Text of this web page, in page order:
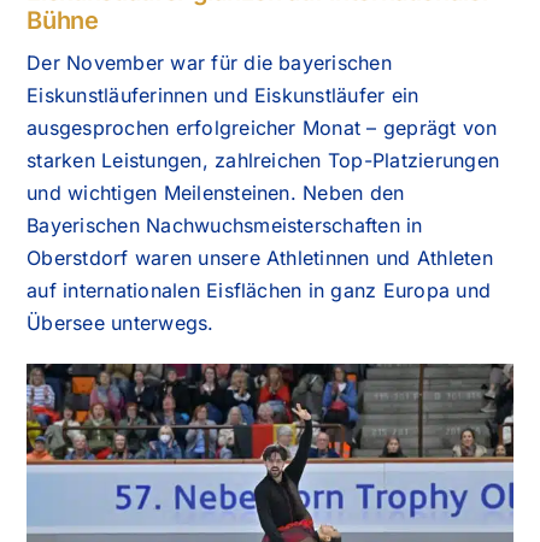
Bühne
Der November war für die bayerischen
Eiskunstläuferinnen und Eiskunstläufer ein
ausgesprochen erfolgreicher Monat – geprägt von
starken Leistungen, zahlreichen Top-Platzierungen
und wichtigen Meilensteinen. Neben den
Bayerischen Nachwuchsmeisterschaften in
Oberstdorf waren unsere Athletinnen und Athleten
auf internationalen Eisflächen in ganz Europa und
Übersee unterwegs.